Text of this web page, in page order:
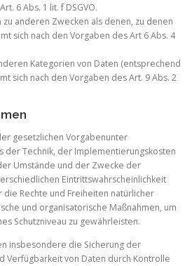
6 Abs. 1 lit. f DSGVO.
anderen Zwecken als denen, zu denen
sich nach den Vorgaben des Art 6 Abs. 4
Kategorien von Daten (entsprechend
sich nach den Vorgaben des Art. 9 Abs. 2
gesetzlichen Vorgabenunter
der Technik, der Implementierungskosten
Umstände und der Zwecke der
Eintrittswahrscheinlichkeit
die Rechte und Freiheiten natürlicher
und organisatorische Maßnahmen, um
Schutzniveau zu gewährleisten.
insbesondere die Sicherung der
Verfügbarkeit von Daten durch Kontrolle